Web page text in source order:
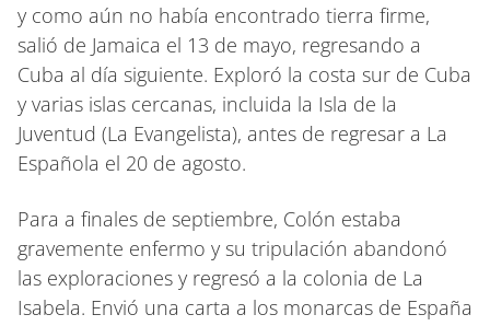
y como aún no había encontrado tierra firme,
salió de Jamaica el 13 de mayo, regresando a
Cuba al día siguiente. Exploró la costa sur de Cuba
y varias islas cercanas, incluida la Isla de la
Juventud (La Evangelista), antes de regresar a La
Española el 20 de agosto.
Para a finales de septiembre, Colón estaba
gravemente enfermo y su tripulación abandonó
las exploraciones y regresó a la colonia de La
Isabela. Envió una carta a los monarcas de España